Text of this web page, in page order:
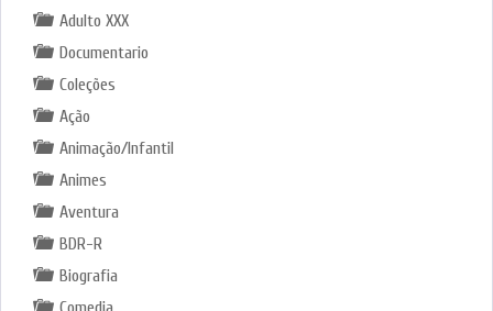
Adulto XXX
Documentario
Coleções
Ação
Animação/Infantil
Animes
Aventura
BDR-R
Biografia